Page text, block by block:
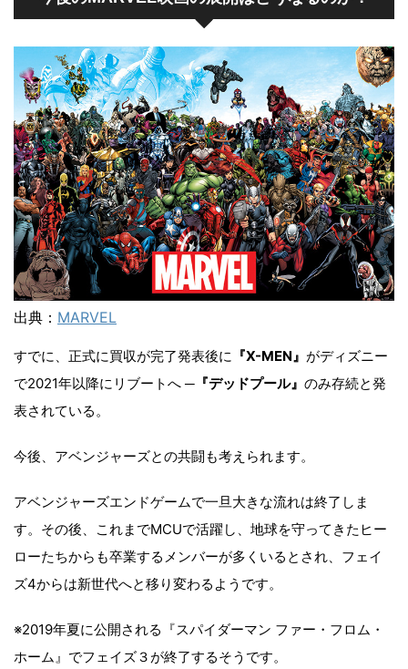
出典： MARVEL
すでに、正式に買収が完了発表後に 『X-MEN』 がディズニー
で2021年以降にリブートへ ─ 『デッドプール』 のみ存続と発
表されている。
今後、アベンジャーズとの共闘も考えられます。
アベンジャーズエンドゲームで一旦大きな流れは終了しま
す。その後、これまでMCUで活躍し、地球を守ってきたヒー
ローたちからも卒業するメンバーが多くいるとされ、フェイ
ズ4からは新世代へと移り変わるようです。
※2019年夏に公開される『スパイダーマン ファー・フロム・
ホーム』でフェイズ３が終了するそうです。